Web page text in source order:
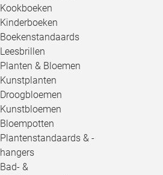
Kookboeken
Kinderboeken
Boekenstandaards
Leesbrillen
Planten & Bloemen
Kunstplanten
Droogbloemen
Kunstbloemen
Bloempotten
Plantenstandaards & -
hangers
Bad- &